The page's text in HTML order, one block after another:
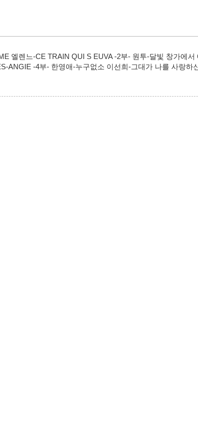
엘렌느-CE TRAIN QUI S EUVA -2부- 원투-달빛 창가에
ANGIE -4부- 한영애-누구없소 이선희-그대가 나를 사랑하